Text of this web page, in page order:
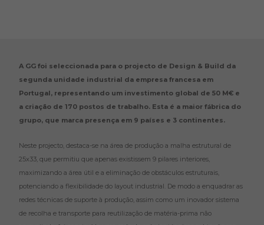
A GG foi seleccionada para o projecto de Design & Build da
segunda unidade industrial da empresa francesa em
Portugal, representando um investimento global de 50 M€ e
a criação de 170 postos de trabalho. Esta é a maior fábrica do
grupo, que marca presença em 9 países e 3 continentes.
Neste projecto, destaca-se na área de produção a malha estrutural de
25x33, que permitiu que apenas existissem 9 pilares interiores,
maximizando a área útil e a eliminação de obstáculos estruturais,
potenciando a flexibilidade do layout industrial. De modo a enquadrar as
redes técnicas de suporte à produção, assim como um inovador sistema
de recolha e transporte para reutilização de matéria-prima não